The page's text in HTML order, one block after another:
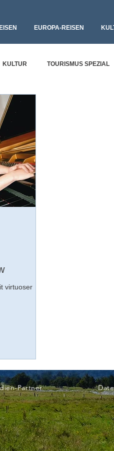
EUROPA-REISEN
KULTUR TOURISMUS SPEZIAL
virtuoser
Partner